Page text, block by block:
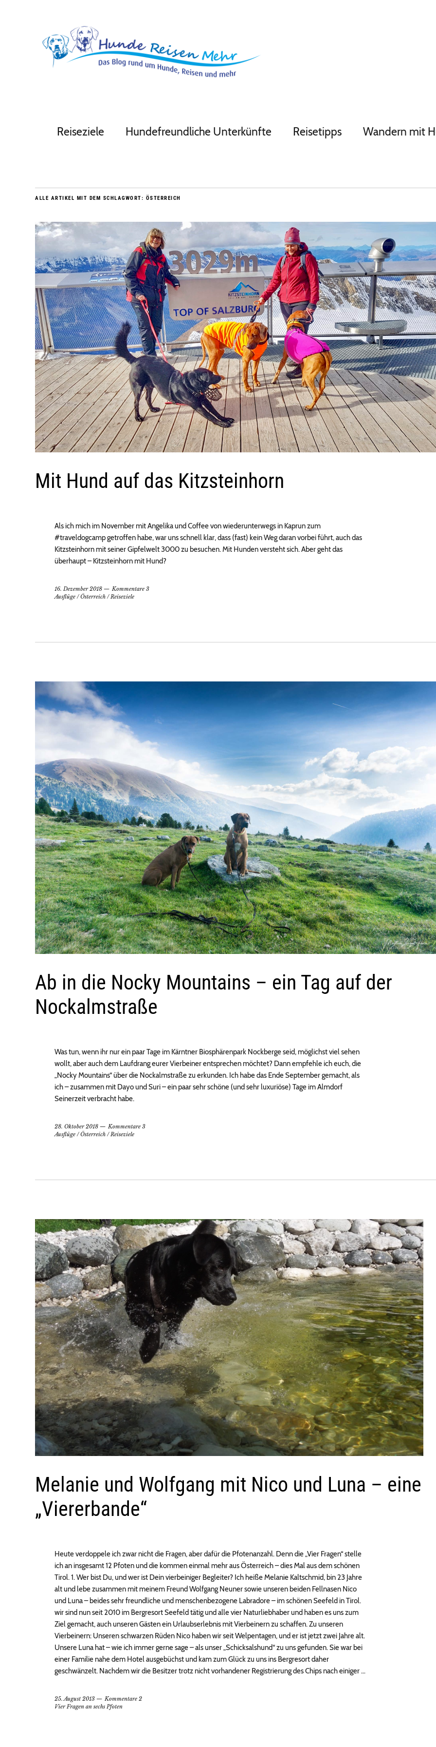
Reiseziele Hundefreundliche Unterkünfte Reisetipps Wandern mit
ALLE ARTIKEL MIT DEM SCHLAGWORT: ÖSTERREICH
Mit Hund auf das Kitzsteinhorn
Als ich mich im November mit Angelika und Coffee von wiederunterwegs in Kaprun zum
#traveldogcamp getroffen habe, war uns schnell klar, dass (fast) kein Weg daran vorbei führt, auch das
Kitzsteinhorn mit seiner Gipfelwelt 3000 zu besuchen. Mit Hunden versteht sich. Aber geht das
überhaupt – Kitzsteinhorn mit Hund?
16. Dezember 2018
Kommentare 3
Ausflüge /Österreich / Reiseziele
Ab in die Nocky Mountains – ein Tag auf der
Nockalmstraße
Was tun, wenn ihr nur ein paar Tage im Kärntner Biosphärenpark Nockberge seid, möglichst viel sehen
wollt, aber auch dem Laufdrang eurer Vierbeiner entsprechen möchtet? Dann empfehle ich euch, die
„Nocky Mountains“ über die Nockalmstraße zu erkunden. Ich habe das Ende September gemacht, als
ich – zusammen mit Dayo und Suri – ein paar sehr schöne (und sehr luxuriöse) Tage im Almdorf
Seinerzeit verbracht habe.
28. Oktober 2018
Kommentare 3
Ausflüge /Österreich /Reiseziele
Melanie und Wolfgang mit Nico und Luna – eine
„Viererbande“
Heute verdoppele ich zwar nicht die Fragen, aber dafür die Pfotenanzahl. Denn die „Vier Fragen“ stelle
ich an insgesamt 12 Pfoten und die kommen einmal mehr aus Österreich – dies Mal aus dem schönen
Tirol. 1. Wer bist Du, und wer ist Dein vierbeiniger Begleiter? Ich heiße Melanie Kaltschmid, bin 23 Jahre
alt und lebe zusammen mit meinem Freund Wolfgang Neuner sowie unseren beiden Fellnasen Nico
und Luna – beides sehr freundliche und menschenbezogene Labradore – im schönen Seefeld in Tirol.
wir sind nun seit 2010 im Bergresort Seefeld tätig und alle vier Naturliebhaber und haben es uns zum
Ziel gemacht, auch unseren Gästen ein Urlaubserlebnis mit Vierbeinern zu schaffen. Zu unseren
Vierbeinern: Unseren schwarzen Rüden Nico haben wir seit Welpentagen, und er ist jetzt zwei Jahre alt.
Unsere Luna hat – wie ich immer gerne sage – als unser „Schicksalshund“ zu uns gefunden. Sie war bei
einer Familie nahe dem Hotel ausgebüchst und kam zum Glück zu uns ins Bergresort daher
geschwänzelt. Nachdem wir die Besitzer trotz nicht vorhandener Registrierung des Chips nach einiger …
25. August 2013
Kommentare 2
Vier Fragen an sechs Pfoten